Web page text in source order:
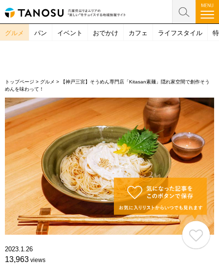
グルメ パン イベント おでかけ カフェ ライフスタイル
トップページ > グルメ >
【神戸三宮】そうめん専門店「Kitasan素麺」隠れ家空間で創作そう
めんを味わって！
2023.1.26
13,963 views